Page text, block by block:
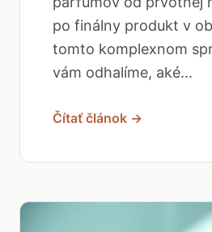
po finálny produkt v
tomto komplexnom
vám odhalíme, aké...
Čítať článok →